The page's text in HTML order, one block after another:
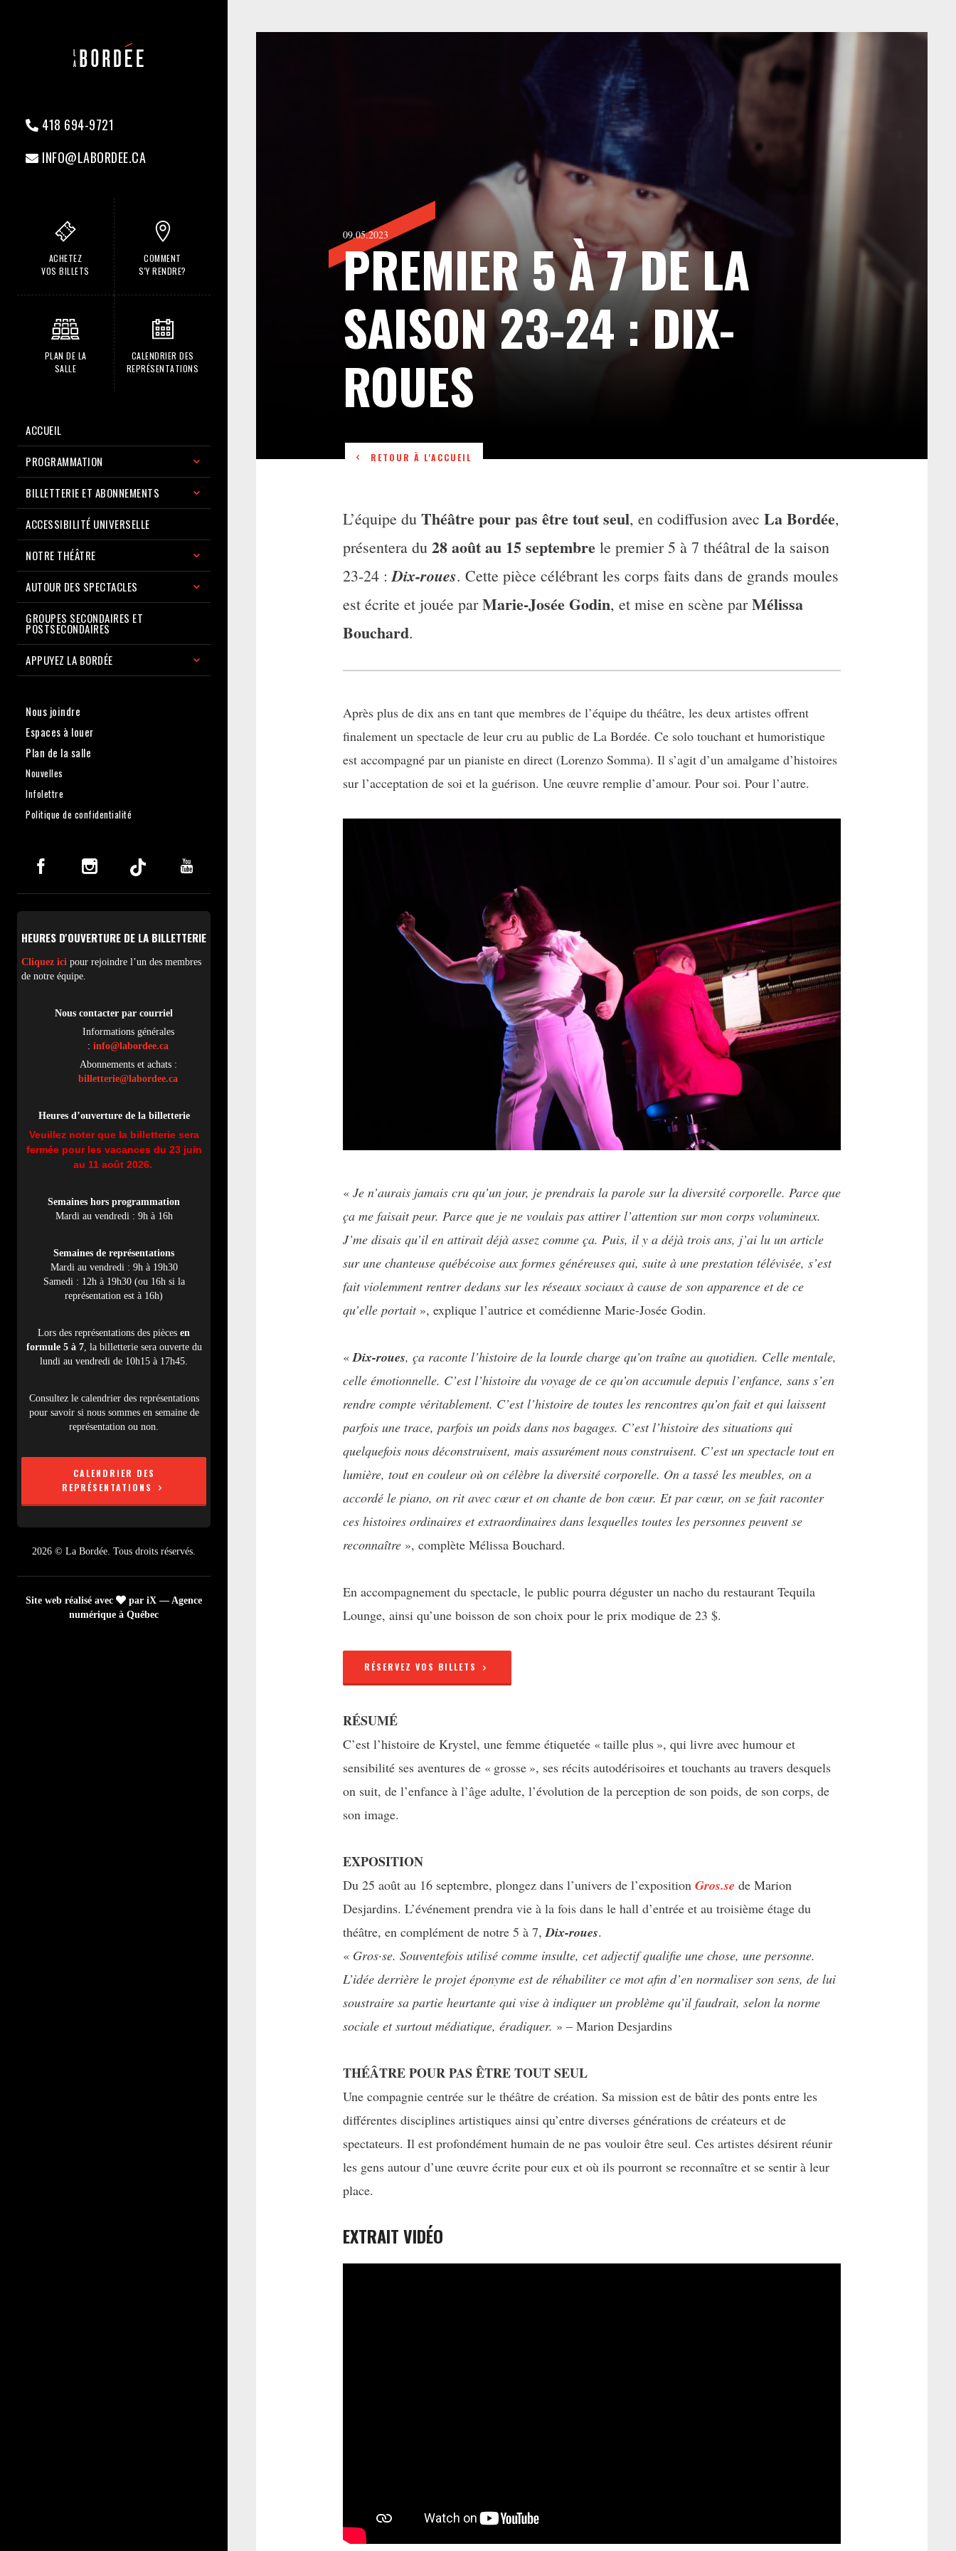
418 694-9721
INFO@LABORDEE.CA
ACHETEZ
VOS BILLETS
COMMENT
S'Y RENDRE?
PLAN DE LA
SALLE
CALENDRIER DES
REPRÉSENTATIONS
ACCUEIL
PROGRAMMATION
BILLETTERIE ET ABONNEMENTS
ACCESSIBILITÉ UNIVERSELLE
NOTRE THÉÂTRE
AUTOUR DES SPECTACLES
GROUPES SECONDAIRES ET
POSTSECONDAIRES
APPUYEZ LA BORDÉE
Nous joindre
Espaces à louer
Plan de la salle
Nouvelles
Infolettre
Politique de confidentialité
HEURES D'OUVERTURE DE LA BILLETTERIE
Cliquez ici pour rejoindre l’un des membres
de notre équipe.
Nous contacter par courriel
Informations générales
: info@labordee.ca
Abonnements et achats :
billetterie@labordee.ca
Heures d’ouverture de la billetterie
Veuillez noter que la billetterie sera
fermée pour les vacances du 23 juin
au 11 août 2026.
Semaines hors programmation
Mardi au vendredi : 9h à 16h
Semaines de représentations
Mardi au vendredi : 9h à 19h30
Samedi : 12h à 19h30 (ou 16h si la
représentation est à 16h)
Lors des représentations des pièces en
formule 5 à 7, la billetterie sera ouverte du
lundi au vendredi de 10h15 à 17h45.
Consultez le calendrier des représentations
pour savoir si nous sommes en semaine de
représentation ou non.
CALENDRIER DES
REPRÉSENTATIONS
2026 © La Bordée. Tous droits réservés.
Site web réalisé avec
par iX — Agence
numérique à Québec
RETOUR À L'ACCUEIL
09.05.2023
PREMIER 5 À 7 DE LA
SAISON 23-24 : DIX-
ROUES
L’équipe du Théâtre pour pas être tout seul, en codiffusion avec La Bordée,
présentera du 28 août au 15 septembre le premier 5 à 7 théâtral de la saison
23-24 :Dix-roues. Cette pièce célébrant les corps faits dans de grands moules
est écrite et jouée parMarie-Josée Godin, et mise en scène parMélissa
Bouchard.
Après plus de dix ans en tant que membres de l’équipe du théâtre, les deux artistes offrent
finalement un spectacle de leur cru au public de La Bordée. Ce solo touchant et humoristique
est accompagné par un pianiste en direct (Lorenzo Somma). Il s’agit d’un amalgame d’histoires
sur l’acceptation de soi et la guérison. Une œuvre remplie d’amour. Pour soi. Pour l’autre.
« Je n’aurais jamais cru qu’un jour, je prendrais la parole sur la diversité corporelle. Parce que
ça me faisait peur. Parce que je ne voulais pas attirer l’attention sur mon corps volumineux.
J’me disais qu’il en attirait déjà assez comme ça. Puis, il y a déjà trois ans, j’ai lu un article
sur une chanteuse québécoise aux formes généreuses qui, suite à une prestation télévisée, s’est
fait violemment rentrer dedans sur les réseaux sociaux à cause de son apparence et de ce
qu’elle portait», explique l’autrice et comédienne Marie-Josée Godin.
«Dix-roues, ça raconte l’histoire de la lourde charge qu’on traîne au quotidien. Celle mentale,
celle émotionnelle. C’est l’histoire du voyage de ce qu’on accumule depuis l’enfance, sans s’en
rendre compte véritablement. C’est l’histoire de toutes les rencontres qu’on fait et qui laissent
parfois une trace, parfois un poids dans nos bagages. C’est l’histoire des situations qui
quelquefois nous déconstruisent, mais assurément nous construisent. C’est un spectacle tout en
lumière, tout en couleur où on célèbre la diversité corporelle. On a tassé les meubles, on a
accordé le piano, on rit avec cœur et on chante de bon cœur. Et par cœur, on se fait raconter
ces histoires ordinaires et extraordinaires dans lesquelles toutes les personnes peuvent se
reconnaître », complète Mélissa Bouchard.
En accompagnement du spectacle, le public pourra déguster un nacho du restaurant Tequila
Lounge, ainsi qu’une boisson de son choix pour le prix modique de 23 $.
RÉSERVEZ VOS BILLETS
RÉSUMÉ
C’est l’histoire de Krystel, une femme étiquetée « taille plus », qui livre avec humour et
sensibilité ses aventures de « grosse », ses récits autodérisoires et touchants au travers desquels
on suit, de l’enfance à l’âge adulte, l’évolution de la perception de son poids, de son corps, de
son image.
EXPOSITION
Du 25 août au 16 septembre, plongez dans l’univers de l’exposition Gros.se de Marion
Desjardins. L’événement prendra vie à la fois dans le hall d’entrée et au troisième étage du
théâtre, en complément de notre 5 à 7,Dix-roues.
« Gros·se. Souventefois utilisé comme insulte, cet adjectif qualifie une chose, une personne.
L’idée derrière le projet éponyme est de réhabiliter ce mot afin d’en normaliser son sens, de lui
soustraire sa partie heurtante qui vise à indiquer un problème qu’il faudrait, selon la norme
sociale et surtout médiatique, éradiquer. » – Marion Desjardins
THÉÂTRE POUR PAS ÊTRE TOUT SEUL
Une compagnie centrée sur le théâtre de création. Sa mission est de bâtir des ponts entre les
différentes disciplines artistiques ainsi qu’entre diverses générations de créateurs et de
spectateurs. Il est profondément humain de ne pas vouloir être seul. Ces artistes désirent réunir
les gens autour d’une œuvre écrite pour eux et où ils pourront se reconnaître et se sentir à leur
place.
EXTRAIT VIDÉO